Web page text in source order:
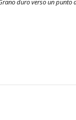
duro verso un punto